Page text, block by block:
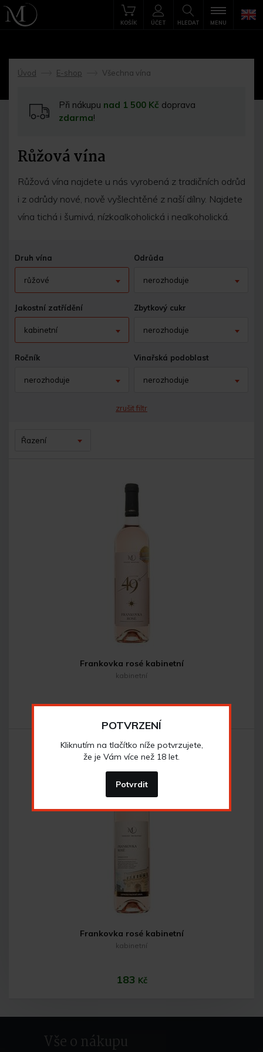
HLEDAT
KOŠÍK ÚČET MENU
Úvod
->
E-shop
->
Všechna vína
Při nákupu nad 1 500 Kč doprava
zdarma!
Růžová vína
Růžová vína najdete u nás vyrobená z tradičních odrůd
i z odrůdy nové, nově vyšlechtěné z naší dílny. Najdete
vína tichá i šumivá, nízkoalkoholická i nealkoholická.
Druh vína
růžové
Odrůda
nerozhoduje
Jakostní zatřídění
kabinetní
Zbytkový cukr
nerozhoduje
Ročník
nerozhoduje
Vinařská podoblast
nerozhoduje
zrušit filtr
Řazení
Frankovka rosé kabinetní
kabinetní
146
Frankovka rosé kabinetní
kabinetní
183 Kč
Vše o nákupu
POTVRZENÍ
Kliknutím na tlačítko níže potvrzujete,
že je Vám více než 18 let.
Potvrdit